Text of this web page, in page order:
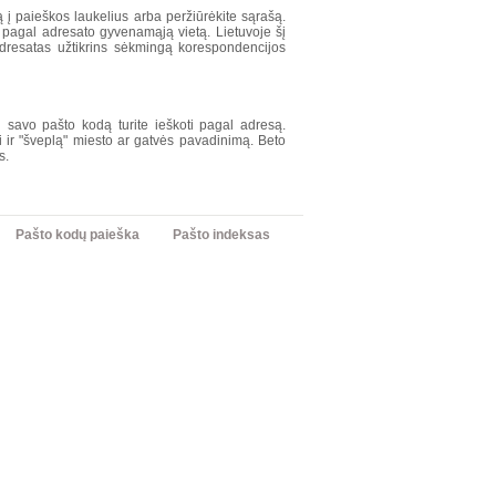
paieškos laukelius arba peržiūrėkite sąrašą.
adresato gyvenamąją vietą. Lietuvoje šį
užtikrins sėkmingą korespondencijos
pašto kodą turite ieškoti pagal adresą.
"šveplą" miesto ar gatvės pavadinimą. Beto
Pašto indeksas
Pašto kodų paieška